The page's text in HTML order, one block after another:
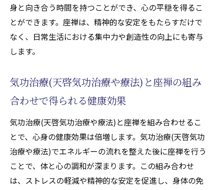
座禅で心の静けさを取り戻す方法
気功治療(天啓気功治療や療法)と座禅の統合
で得るリラクゼーション
東洋医学が説くストレス解消のメカニズム
気功治療(天啓気功治療や療法)と座禅で心身
のバランスを保つ秘訣
東洋医学の視点から見る気功治療(天啓気功治療
や療法)と座禅
東洋医学における気功治療(天啓気功治療や
療法)の役割と効果
身と向き合う時間を持つことができ、心の平穏を得るこ
とができます。座禅は、精神的な安定をもたらすだけで
なく、日常生活における集中力や創造性の向上にも寄与
します。
気功治療(天啓気功治療や療法)と座禅の組み
合わせで得られる健康効果
気功治療(天啓気功治療や療法)と座禅を組み合わせるこ
とで、心身の健康効果は倍増します。気功治療(天啓気功
治療や療法)でエネルギーの流れを整えた後に座禅を行う
ことで、体と心の調和が深まります。この組み合わせ
は、ストレスの軽減や精神的な安定を促進し、身体の免